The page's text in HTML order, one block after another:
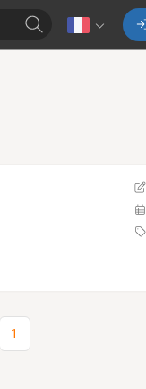
1